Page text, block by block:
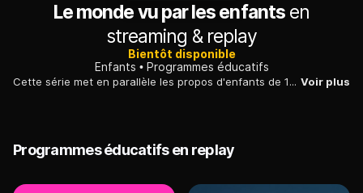
Le monde vu par les enfantsen
streaming & replay
Bientôt disponible
Enfants
Programmes éducatifs
Cette série met en parallèle les propos d'enfants de 10 ans enregistrés en 1970 et des enfants d'aujourd'hui. Chaque épisode traite d'une thématique différente. Voir plus
Programmes éducatifs en replay